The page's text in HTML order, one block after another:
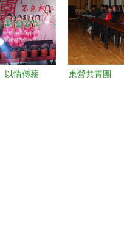
文化交流再
上新臺階
焦溧水區、
南京公安、
梅鋼文聯及
南京詩詞學
以情傳薪
東營共青團